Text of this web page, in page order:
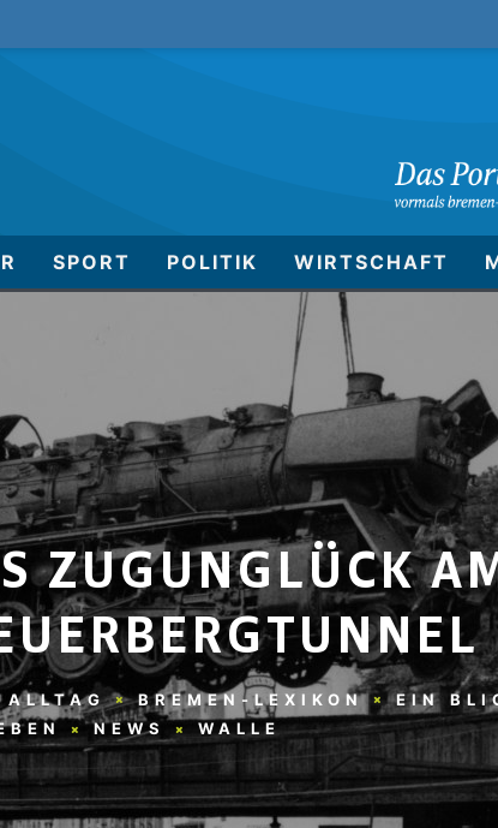
SPORT POLITIK WIRTSCHAFT
ZUGUNGLÜCK
ALLTAG BREMEN-LEXIKON
EIN
NEWS WALLE